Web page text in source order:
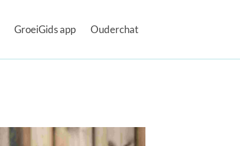
GroeiGids app Ouderchat